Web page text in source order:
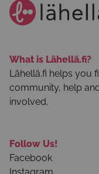
What is Lähellä.fi?
Lähellä.fi helps you
community, help
involved.
Follow Us!
Facebook